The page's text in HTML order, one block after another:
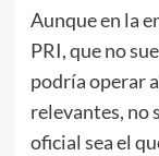
Aunque en la
PRI, que no
podría operar
relevantes, no
oficial sea el